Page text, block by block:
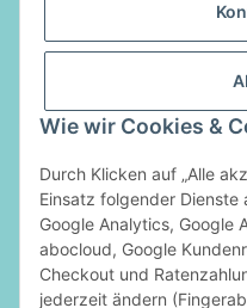
Wie wir Cookies &
Durch Klicken auf „Alle
Einsatz folgender Dienste
Google Analytics, Google
abocloud, Google
Checkout und
jederzeit ändern
Gesetzliche
Zahlungsarten